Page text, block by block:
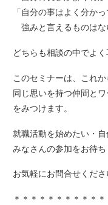
「自分の事はよく分かっ
強みと言えるものはな
どちらも相談の中でよく
このセミナーは、これ
同じ思いを持つ仲間と
をみつけます。
就職活動を始めたい・
みなさんの参加をお待ち
お気軽にお問合せくださ
＊＊＊＊＊＊＊＊＊＊